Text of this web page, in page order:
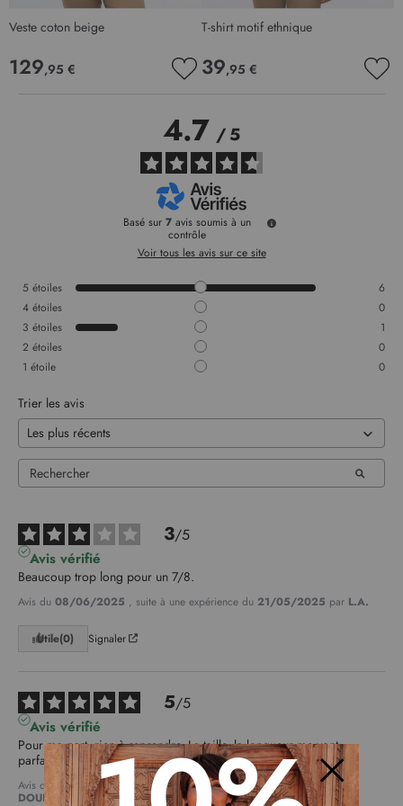
Veste coton beige
129,95 €
MA
LISTE
D’ENVIE
T-shirt motif ethnique
39,95 €
4.7/5
Basé sur 7 avis soumis à un
contrôle
Voir tous les avis sur ce site
5 étoiles
6
4 étoiles
0
3 étoiles
1
2 étoiles
0
1 étoile 0
Trier les avis
3/5
Avis vérifié
Beaucoup trop long pour un 7/8.
Avis du 08/06/2025 , suite à une expérience du 21/05/2025 par L.A.
Utile(0) Signaler
5/5
Avis vérifié
Pour ma part, rien à reprendre. La taille, la longueur me vont
parfaitement bien. Belle coupe.
Avis du 05/05/2025 , suite à une expérience du12/04/2025 par
DOURTHE J. Fermer